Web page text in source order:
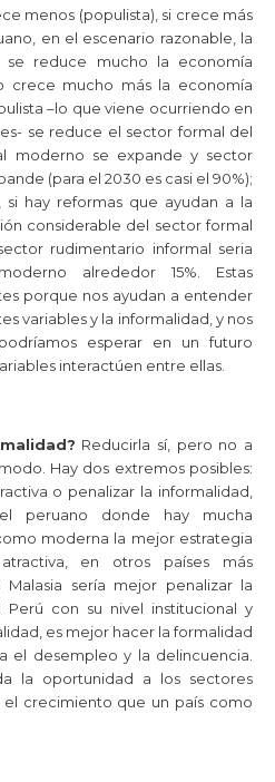
menos (populista), si crece más
en el escenario razonable, la
reduce mucho la economía
crece mucho más la economía
–lo que viene ocurriendo en
se reduce el sector formal del
moderno se expande y sector
(para el 2030 es casi el 90%);
hay reformas que ayudan a la
considerable del sector formal
rudimentario informal seria
alrededor 15%. Estas
porque nos ayudan a entender
variables y la informalidad, y nos
esperar en un futuro
interactúen entre ellas.
Reducirla sí, pero no a
Hay dos extremos posibles:
o penalizar la informalidad,
peruano donde hay mucha
moderna la mejor estrategia
en otros países más
sería mejor penalizar la
Perú con su nivel institucional y
es mejor hacer la formalidad
el desempleo y la delincuencia.
la oportunidad a los sectores
el crecimiento que un país como